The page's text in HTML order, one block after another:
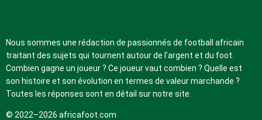
Nous sommes une rédaction de passionnés de football africain
traitant des sujets qui tournent autour de l’argent et du foot.
Combien gagne un joueur ? Ce joueur vaut combien ? Quelle est
son histoire et son évolution en termes de valeur marchande ?
Toutes les réponses sont en détail sur notre site.
© 2022–2026 africafoot.com